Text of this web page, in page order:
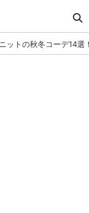
ットの秋冬コーデ14